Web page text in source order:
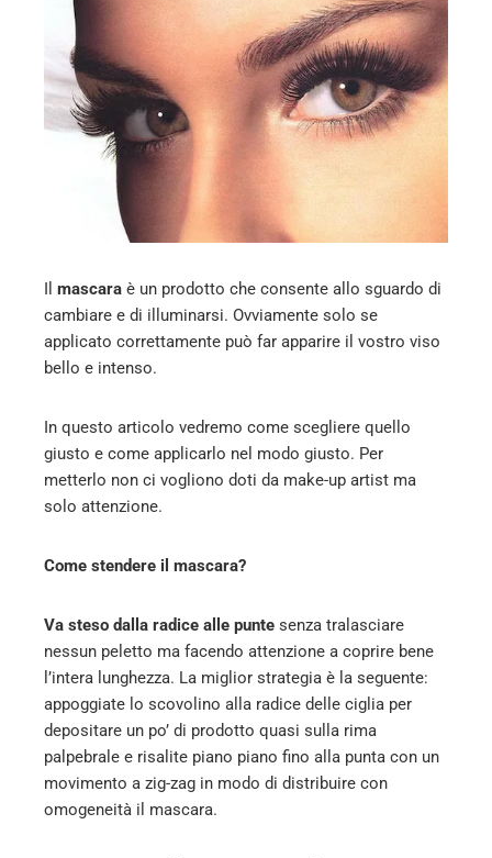
Il mascara è un prodotto che consente allo sguardo di
cambiare e di illuminarsi. Ovviamente solo se
applicato correttamente può far apparire il vostro viso
bello e intenso.
In questo articolo vedremo come scegliere quello
giusto e come applicarlo nel modo giusto. Per
metterlo non ci vogliono doti da make-up artist ma
solo attenzione.
Come stendere il mascara?
Va steso dalla radice alle punte senza tralasciare
nessun peletto ma facendo attenzione a coprire bene
l’intera lunghezza. La miglior strategia è la seguente:
appoggiate lo scovolino alla radice delle ciglia per
depositare un po’ di prodotto quasi sulla rima
palpebrale e risalite piano piano fino alla punta con un
movimento a zig-zag in modo di distribuire con
omogeneità il mascara.